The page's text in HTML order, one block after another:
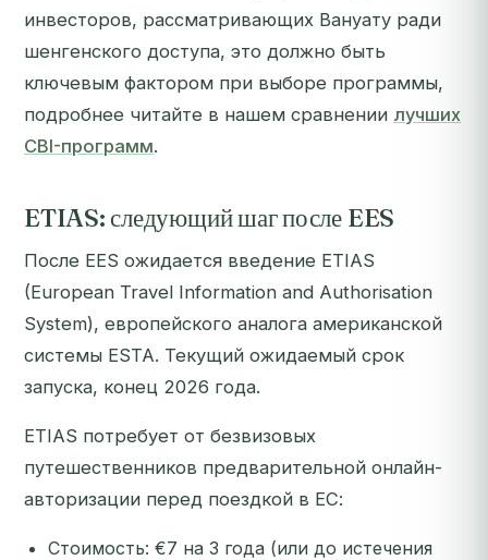
инвесторов, рассматривающих Вануату ради
шенгенского доступа, это должно быть
ключевым фактором при выборе программы,
подробнее читайте в нашем сравнении лучших
CBI-программ.
ETIAS: следующий шаг после EES
После EES ожидается введение ETIAS
(European Travel Information and Authorisation
System), европейского аналога американской
системы ESTA. Текущий ожидаемый срок
запуска, конец 2026 года.
ETIAS потребует от безвизовых
путешественников предварительной онлайн-
авторизации перед поездкой в ЕС:
Стоимость: €7 на 3 года (или до истечения